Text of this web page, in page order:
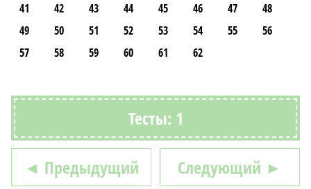
41
42 43 44 45 46 47
48
49
50 51 52 53 54 55
56
57
58 59 60 61 62
Тесты: 1
◄ Предыдущий Следующий ►